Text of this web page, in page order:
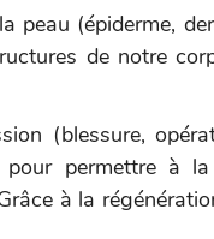
peau (épiderme,
de notre
(blessure,
pour permettre à
à la